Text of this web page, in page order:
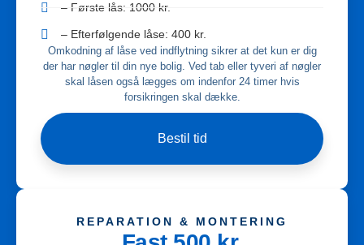
– Første lås: 1000 kr.
– Efterfølgende låse: 400 kr.
Omkodning af låse ved indflytning sikrer at det kun er dig
der har nøgler til din nye bolig. Ved tab eller tyveri af nøgler
skal låsen også lægges om indenfor 24 timer hvis
forsikringen skal dække.
Bestil tid
REPARATION & MONTERING